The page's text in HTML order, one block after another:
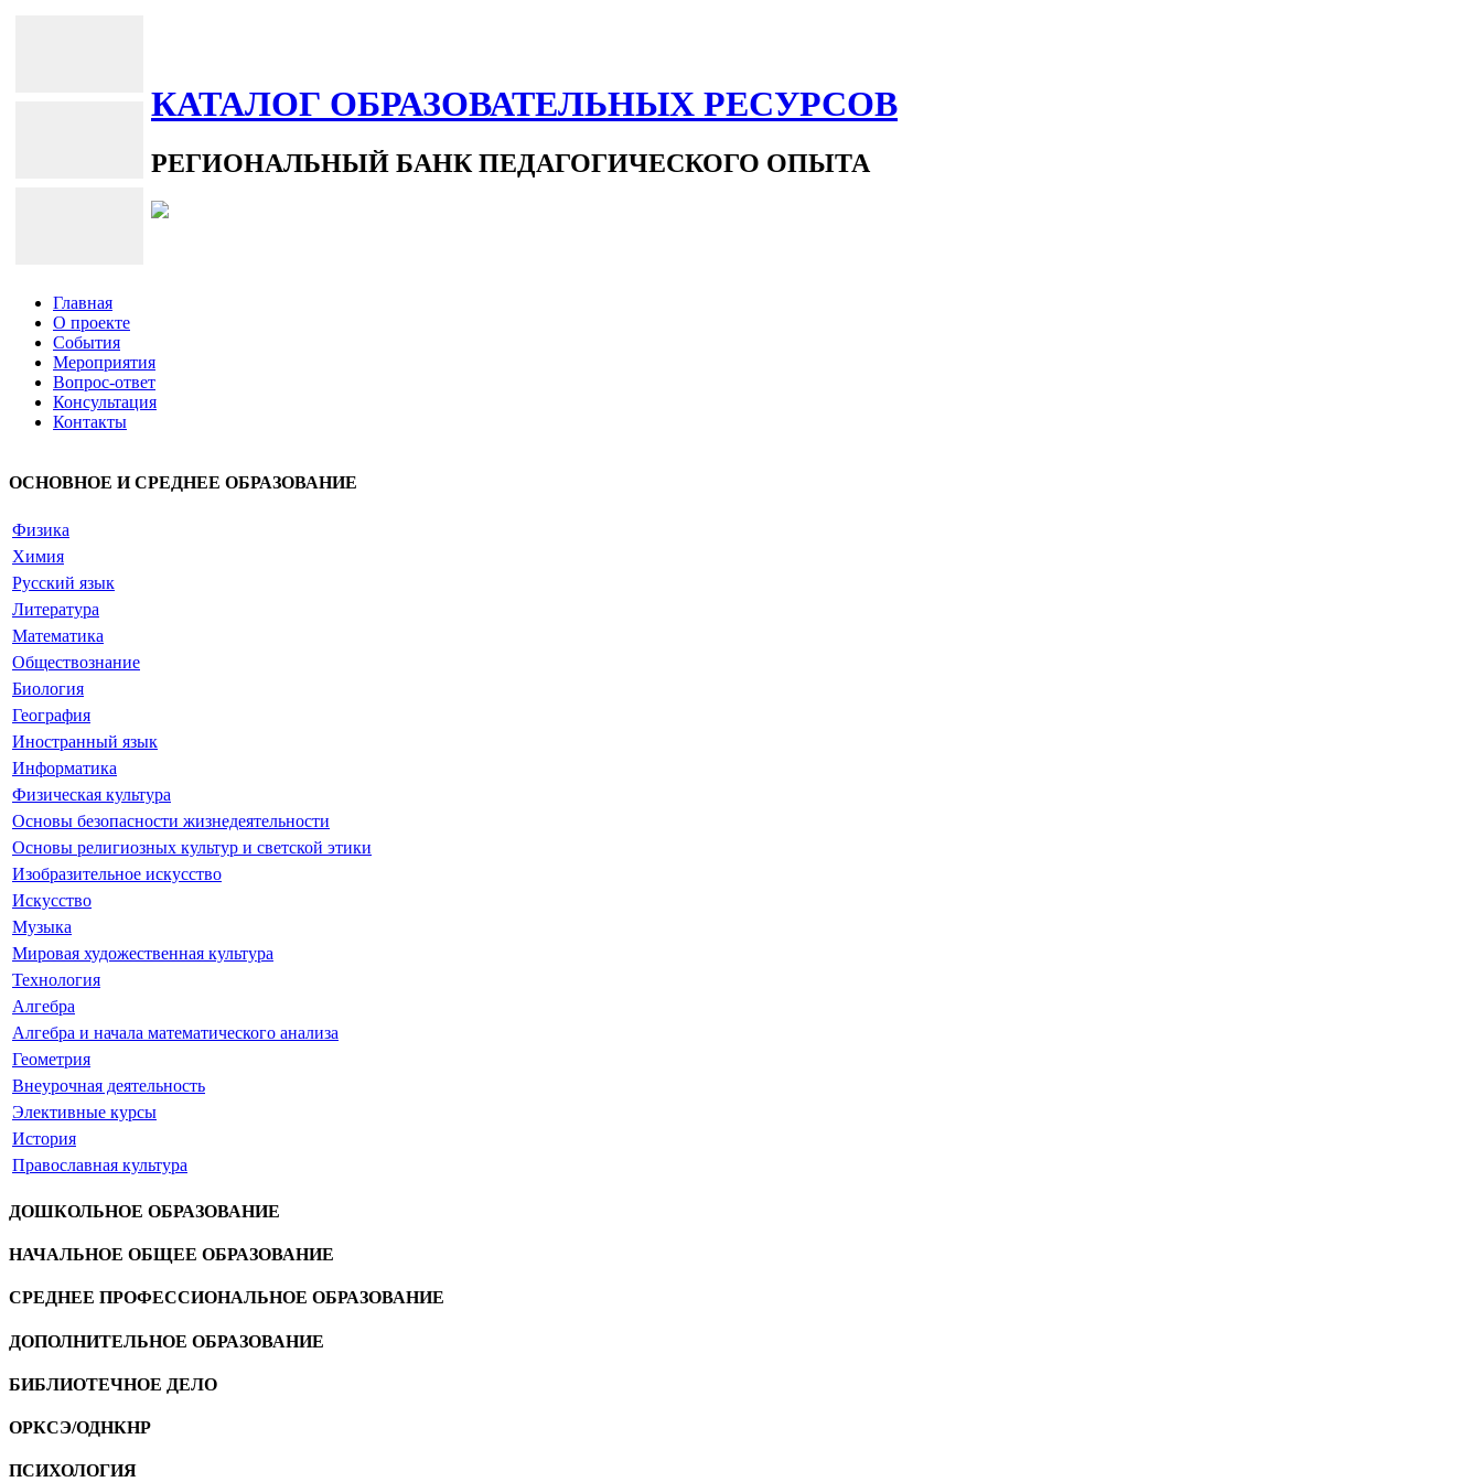
КАТАЛОГ ОБРАЗОВАТЕЛЬНЫХ РЕСУРСОВ
РЕГИОНАЛЬНЫЙ БАНК ПЕДАГОГИЧЕСКОГО ОПЫТА
Главная
О проекте
События
Мероприятия
Вопрос-ответ
Консультация
Контакты
ОСНОВНОЕ И СРЕДНЕЕ ОБРАЗОВАНИЕ
Физика
Химия
Русский язык
Литература
Математика
Обществознание
Биология
География
Иностранный язык
Информатика
Физическая культура
Основы безопасности жизнедеятельности
Основы религиозных культур и светской этики
Изобразительное искусство
Искусство
Музыка
Мировая художественная культура
Технология
Алгебра
Алгебра и начала математического анализа
Геометрия
Внеурочная деятельность
Элективные курсы
История
Православная культура
ДОШКОЛЬНОЕ ОБРАЗОВАНИЕ
НАЧАЛЬНОЕ ОБЩЕЕ ОБРАЗОВАНИЕ
СРЕДНЕЕ ПРОФЕССИОНАЛЬНОЕ ОБРАЗОВАНИЕ
ДОПОЛНИТЕЛЬНОЕ ОБРАЗОВАНИЕ
БИБЛИОТЕЧНОЕ ДЕЛО
ОРКСЭ/ОДНКНР
ПСИХОЛОГИЯ